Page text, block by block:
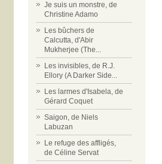
Je suis un monstre, de
Christine Adamo
Les bûchers de
Calcutta, d'Abir
Mukherjee (The...
Les invisibles, de R.J.
Ellory (A Darker Side...
Les larmes d'Isabela, de
Gérard Coquet
Saigon, de Niels
Labuzan
Le refuge des affligés,
de Céline Servat